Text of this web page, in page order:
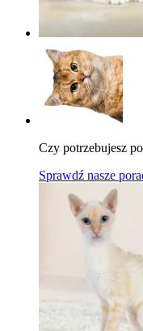
Czy potrzebujesz
Sprawdź nasze